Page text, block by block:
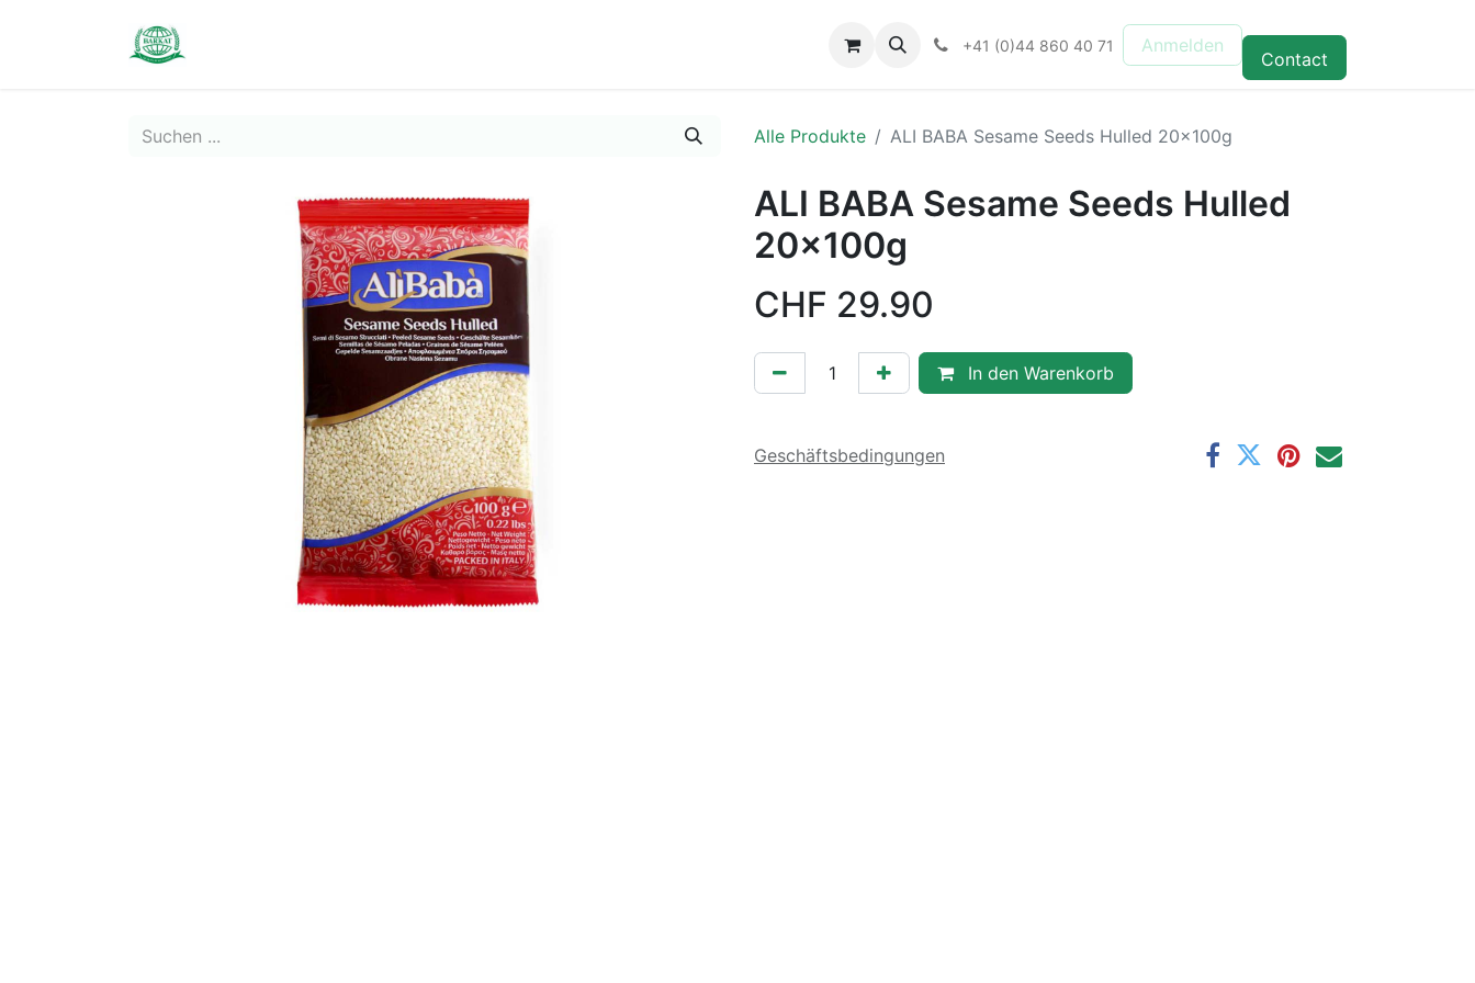
+41 (0)44 860 40 71 Anmelden
Contact
Alle Produkte ALI BABA Sesame Seeds Hulled 20x100g
ALI BABA Sesame Seeds Hulled
20x100g
CHF 29.90
In den Warenkorb
Geschäftsbedingungen